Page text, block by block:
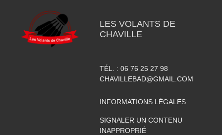
LES VOLANTS DE
CHAVILLE
TÉL. : 06 76 25 27 98
CHAVILLEBAD@GMAIL.COM
INFORMATIONS LÉGALES
SIGNALER UN CONTENU
INAPPROPRIÉ